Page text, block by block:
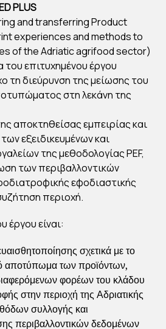
ΣΤ
Α
ΕΥΡ
ΩΠ
ΑΪΚ
Α
Α
PEF
ME
US
&
NE
WF
PLUS
and transferring Product
experiences and methods to
of the Adriatic agrifood sector)
του επιτυχημένου έργου
τη διεύρυνση της μείωσης του
στη λεκάνη της
αποκτηθείσας εμπειρίας και
εξειδικευμένων και
της μεθοδολογίας PEF,
των περιβαλλοντικών
εφοδιαστικής
περιοχή.
έργου είναι:
σχετικά με το
αποτύπωμα των προϊόντων,
φορέων του κλάδου
στην περιοχή της Αδριατικής
συλλογής και
περιβαλλοντικών δεδομένων